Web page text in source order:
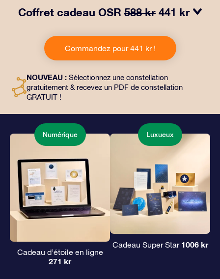
Coffret cadeau OSR 588 kr 441 kr
Ce cadeau comprend une belle enveloppe et des
documents personnalisés envoyés à l’adresse de votre
choix, ainsi que des documents numériques et
façon magique d’offrir un cadeau éternel à vos amis et
à vos proches.
Commandez pour 441 kr !
NOUVEAU : Sélectionnez une constellation
gratuitement & recevez un PDF de constellation
GRATUIT !
Numérique
Cadeau d’étoile en ligne
271 kr
Luxueux
Cadeau Super Star 1006 kr